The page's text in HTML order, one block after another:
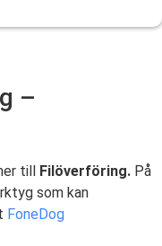
–
till Filöverföring. På
som kan
FoneDog